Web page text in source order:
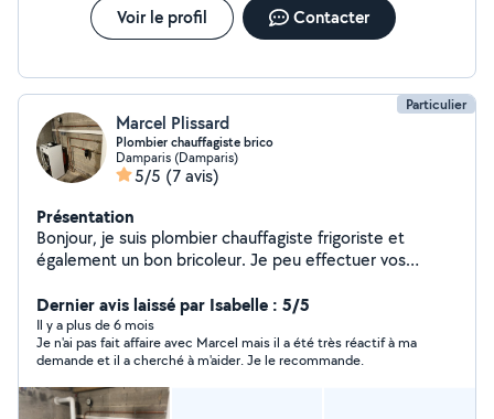
Voir le profil Contacter
Particulier
Marcel Plissard
Plombier chauffagiste brico
Damparis (Damparis)
5/5 (7 avis)
Présentation
Bonjour, je suis plombier chauffagiste frigoriste et
également un bon bricoleur. Je peu effectuer vos
Dépannage chauffage/plomberie/pompe à chaleur
Traitement de l'eau Désembouage Installation/
dépannage régulation Bricolage/entretien maison
Dernier avis laissé par Isabelle : 5/5
Il y a plus de 6 mois
Je n'ai pas fait affaire avec Marcel mais il a été très réactif à ma
demande et il a cherché à m'aider. Je le recommande.